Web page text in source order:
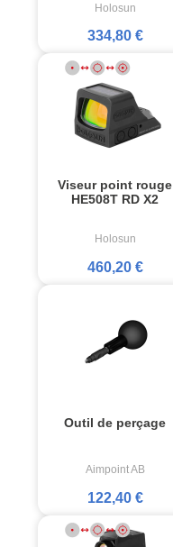
Holosun
334,80 €
Viseur point rouge
HE508T RD X2
Holosun
460,20 €
Outil de perçage
Aimpoint AB
122,40 €